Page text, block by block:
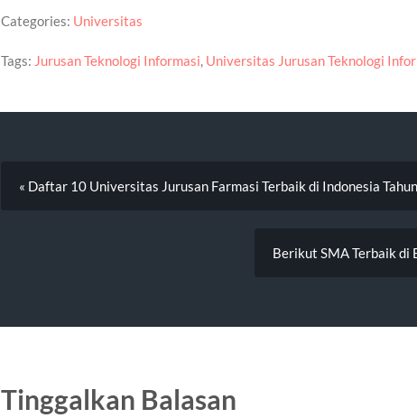
Categories: Universitas
Tags: Jurusan Teknologi Informasi, Universitas Jurusan Teknologi
« Daftar 10 Universitas Jurusan Farmasi Terbaik di Indonesia
Berikut SMA Terbaik di
Tinggalkan Balasan